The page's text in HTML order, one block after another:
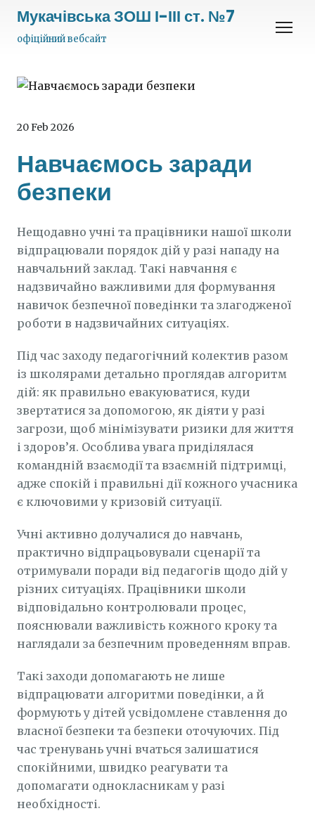
Мукачівська ЗОШ І-ІІІ ст. №7
офіційний вебсайт
20 Feb 2026
Навчаємось заради
безпеки
Нещодавно учні та працівники нашої школи
відпрацювали порядок дій у разі нападу на
навчальний заклад. Такі навчання є
надзвичайно важливими для формування
навичок безпечної поведінки та злагодженої
роботи в надзвичайних ситуаціях.
Під час заходу педагогічний колектив разом
із школярами детально проглядав алгоритм
дій: як правильно евакуюватися, куди
звертатися за допомогою, як діяти у разі
загрози, щоб мінімізувати ризики для життя
і здоров’я. Особлива увага приділялася
командній взаємодії та взаємній підтримці,
адже спокій і правильні дії кожного учасника
є ключовими у кризовій ситуації.
Учні активно долучалися до навчань,
практично відпрацьовували сценарії та
отримували поради від педагогів щодо дій у
різних ситуаціях. Працівники школи
відповідально контролювали процес,
пояснювали важливість кожного кроку та
наглядали за безпечним проведенням вправ.
Такі заходи допомагають не лише
відпрацювати алгоритми поведінки, а й
формують у дітей усвідомлене ставлення до
власної безпеки та безпеки оточуючих. Під
час тренувань учні вчаться залишатися
спокійними, швидко реагувати та
допомагати однокласникам у разі
необхідності.